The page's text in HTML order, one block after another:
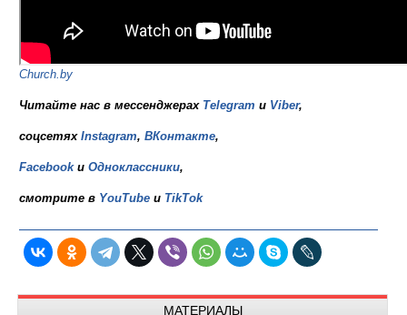
Church.by
Читайте нас в мессенджерах Telegram и Viber,
соцсетях Instagram, ВКонтакте,
Facebookи Одноклассники,
смотрите в YouTube и TikTok
МАТЕРИАЛЫ